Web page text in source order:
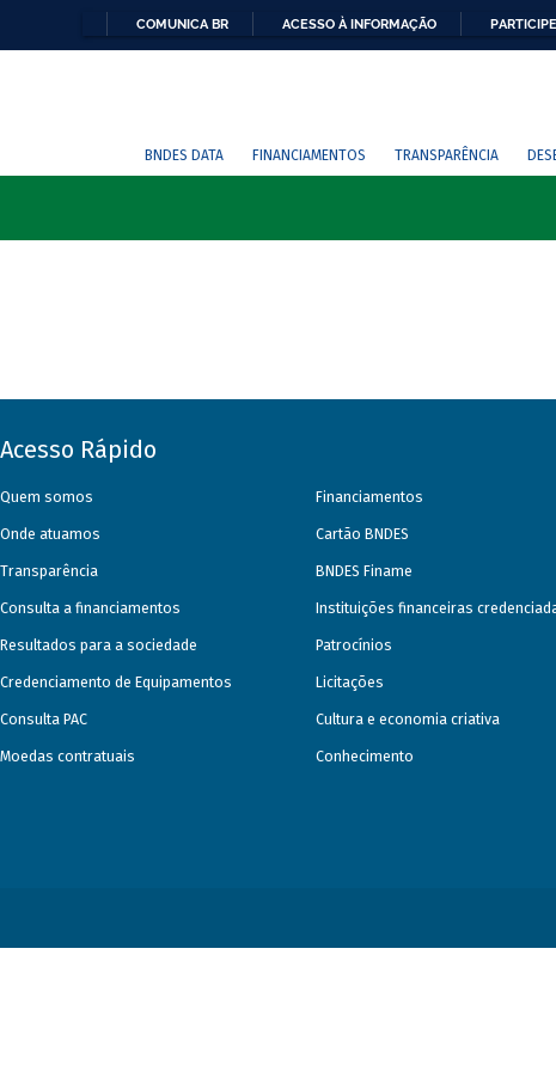
COMUNICA BR ACESSO À INFORMAÇÃO PARTICIPE
BNDES DATA FINANCIAMENTOS TRANSPARÊNCIA
Acesso Rápido
Quem somos
Onde atuamos
Transparência
Consulta a financiamentos
Resultados para a sociedade
Credenciamento de Equipamentos
Consulta PAC
Moedas contratuais
Financiamentos
Cartão BNDES
BNDES Finame
Instituições financeiras
Patrocínios
Licitações
Cultura e economia criativa
Conhecimento